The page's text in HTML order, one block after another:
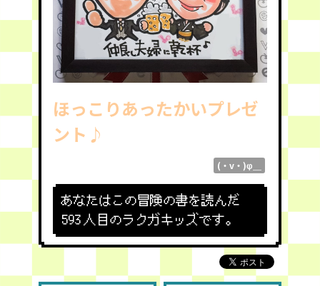
ほっこりあったかいプレゼ
ント♪
(・v・)φ＿
あなたはこの冒険の書を読んだ
593 人目のラクガキッズです。